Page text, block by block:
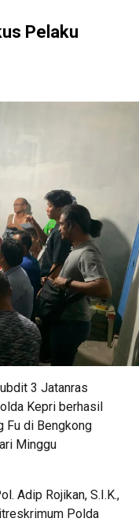
Pelaku
3 Jatanras
Kepri berhasil
Fu di Bengkong
Minggu
Adip Rojikan, S.I.K.,
Polda